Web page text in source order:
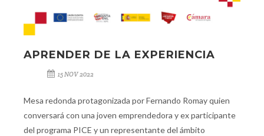
APRENDER DE LA EXPERIENCIA
15 NOV 2022
Mesa redonda protagonizada por Fernando Romay quien
conversará con una joven emprendedora y ex participante
del programa PICE y un representante del ámbito